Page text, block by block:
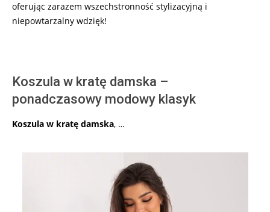
oferując zarazem wszechstronność stylizacyjną i
niepowtarzalny wdzięk!
Koszula w kratę damska –
ponadczasowy modowy klasyk
Koszula w kratę damska, …